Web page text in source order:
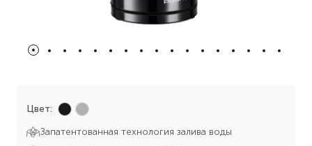
Цвет:
Запатентованная технология залива воды